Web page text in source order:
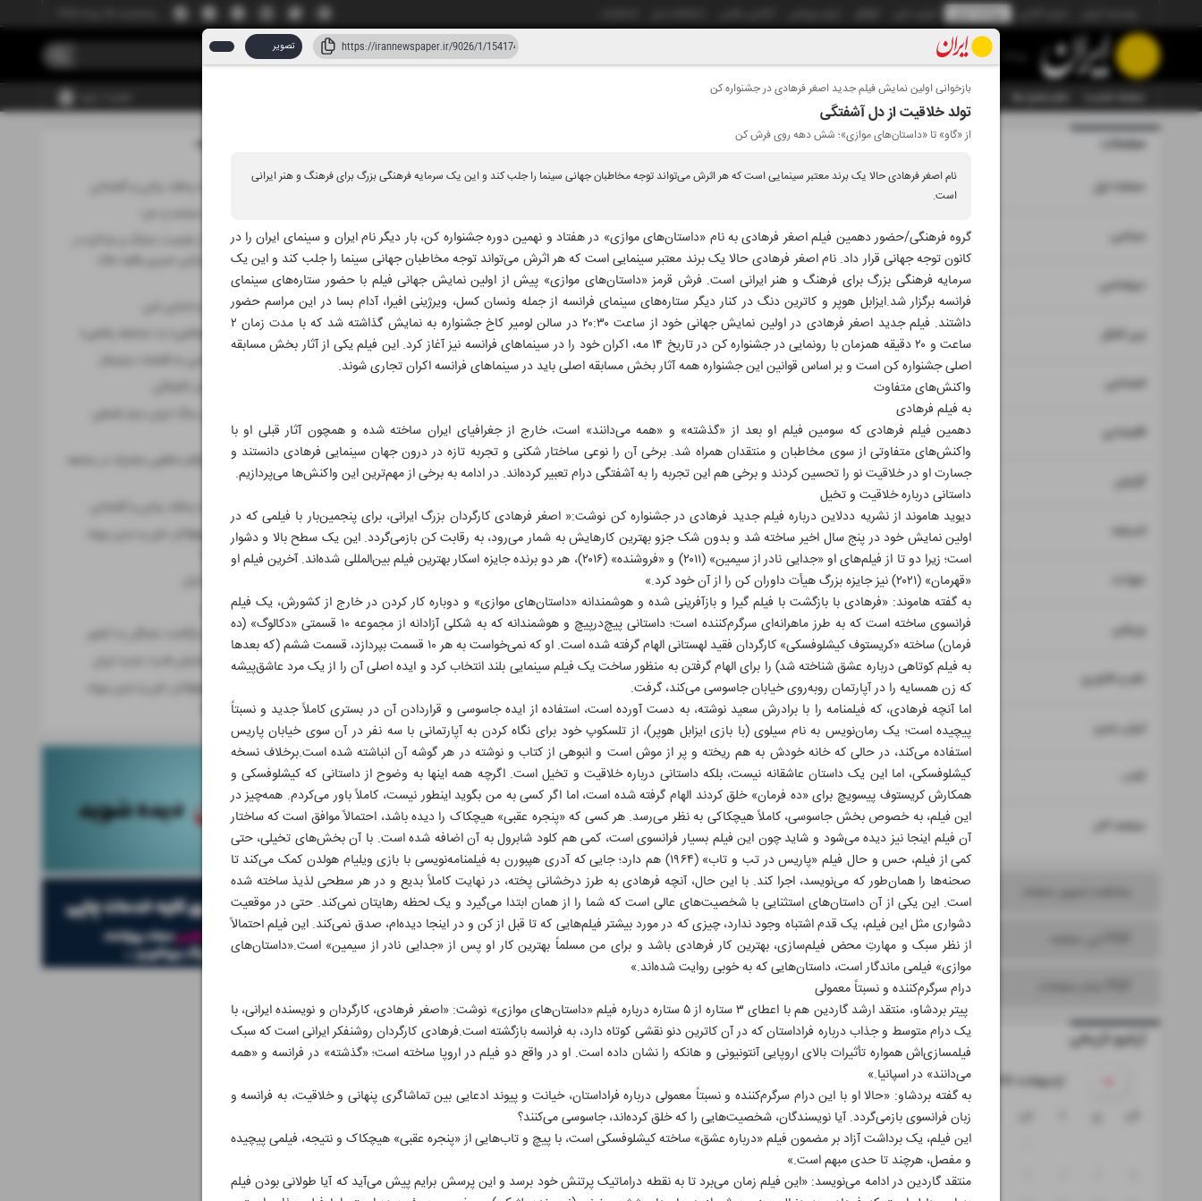
تمام ویژه نامه ها آرشیو سازمان آگهی‌ها دستیار هوش مصنوعی
تصویر
بازخوانی اولین نمایش فیلم جدید اصغر فرهادی در جشنواره کن
تولد خلاقیت از دل آشفتگی
از «گاو» تا «داستان‌های موازی»؛ شش دهه روی فرش کن
نام اصغر فرهادی حالا یک برند معتبر سینمایی است که هر اثرش می‌تواند توجه مخاطبان جهانی سینما را جلب کند و این یک سرمایه فرهنگی بزرگ برای فرهنگ و هنر ایرانی
است.
گروه فرهنگی/حضور دهمین فیلم اصغر فرهادی به نام «داستان‌های موازی» در هفتاد و نهمین دوره جشنواره کن، بار دیگر نام ایران و سینمای ایران را در
کانون توجه جهانی قرار داد. نام اصغر فرهادی حالا یک برند معتبر سینمایی است که هر اثرش می‌تواند توجه مخاطبان جهانی سینما را جلب کند و این یک
سرمایه فرهنگی بزرگ برای فرهنگ و هنر ایرانی است. فرش قرمز «داستان‌های موازی» پیش از اولین نمایش جهانی فیلم با حضور ستاره‌های سینمای
فرانسه برگزار شد.ایزابل هوپر و کاترین دنگ در کنار دیگر ستاره‌های سینمای فرانسه از جمله ونسان کسل، ویرژینی افیرا، آدام بسا در این مراسم حضور
داشتند. فیلم جدید اصغر فرهادی در اولین نمایش جهانی خود از ساعت ۲۰:۳۰ در سالن لومیر کاخ جشنواره به نمایش گذاشته شد که با مدت زمان ۲
ساعت و ۲۰ دقیقه همزمان با رونمایی در جشنواره کن در تاریخ ۱۴ مه، اکران خود را در سینماهای فرانسه نیز آغاز کرد. این فیلم یکی از آثار بخش مسابقه
اصلی جشنواره کن است و بر اساس قوانین این جشنواره همه آثار بخش مسابقه اصلی باید در سینماهای فرانسه اکران تجاری شوند.
واکنش‌های متفاوت
به فیلم فرهادی
دهمین فیلم فرهادی که سومین فیلم او بعد از «گذشته» و «همه می‌دانند» است، خارج از جغرافیای ایران ساخته شده و همچون آثار قبلی او با
واکنش‌های متفاوتی از سوی مخاطبان و منتقدان همراه شد. برخی آن را نوعی ساختار شکنی و تجربه تازه در درون جهان سینمایی فرهادی دانستند و
جسارت او در خلاقیت نو را تحسین کردند و برخی هم این تجربه را به آشفتگی درام تعبیر کرده‌اند. در ادامه به برخی از مهم‌ترین این واکنش‌ها می‌پردازیم.
داستانی درباره خلاقیت و تخیل
دیوید هاموند از نشریه ددلاین درباره فیلم جدید فرهادی در جشنواره کن نوشت:« اصغر فرهادی کارگردان بزرگ ایرانی، برای پنجمین‌بار با فیلمی که در
اولین نمایش خود در پنج سال اخیر ساخته شد و بدون شک جزو بهترین کارهایش به شمار می‌رود، به رقابت کن بازمی‌گردد. این یک سطح بالا و دشوار
است؛ زیرا دو تا از فیلم‌های او «جدایی نادر از سیمین» (۲۰۱۱) و «فروشنده» (۲۰۱۶)، هر دو برنده‌ جایزه اسکار بهترین فیلم بین‌المللی شده‌اند. آخرین فیلم او
«قهرمان» (۲۰۲۱) نیز جایزه بزرگ هیأت داوران کن را از آن خود کرد.»
به گفته هاموند: «فرهادی با بازگشت با فیلم گیرا و بازآفرینی شده‌ و هوشمندانه‌ «داستان‌های موازی» و دوباره کار کردن در خارج از کشورش، یک فیلم
فرانسوی ساخته است که به طرز ماهرانه‌ای سرگرم‌کننده است؛ داستانی پیچ‌درپیچ و هوشمندانه که به شکلی آزادانه از مجموعه ۱۰ قسمتی «دکالوگ» (ده
فرمان) ساخته «کریستوف کیشلوفسکی» کارگردان فقید لهستانی الهام گرفته شده است. او که نمی‌خواست به هر ۱۰ قسمت بپردازد، قسمت ششم (که بعدها
به فیلم کوتاهی درباره عشق شناخته شد) را برای الهام گرفتن به منظور ساخت یک فیلم سینمایی بلند انتخاب کرد و ایده اصلی آن را از یک مرد عاشق‌پیشه
که زن همسایه را در آپارتمان روبه‌روی خیابان جاسوسی می‌کند، گرفت.
اما آنچه فرهادی، که فیلمنامه را با برادرش سعید نوشته، به دست آورده است، استفاده از ایده جاسوسی و قراردادن آن در بستری کاملاً جدید و نسبتاً
پیچیده است؛ یک رمان‌نویس به نام سیلوی (با بازی ایزابل هوپر)، از تلسکوپ خود برای نگاه کردن به آپارتمانی با سه نفر در آن سوی خیابان پاریس
استفاده می‌کند، در حالی که خانه خودش به هم ریخته و پر از موش است و انبوهی از کتاب و نوشته در هر گوشه آن انباشته شده است.برخلاف نسخه
کیشلوفسکی، اما این یک داستان عاشقانه نیست، بلکه داستانی درباره خلاقیت و تخیل است. اگرچه همه اینها به وضوح از داستانی که کیشلوفسکی و
همکارش کریستوف پیسویچ برای «ده فرمان» خلق کردند الهام گرفته شده است، اما اگر کسی به من بگوید اینطور نیست، کاملاً باور می‌کردم. همه‌چیز در
این فیلم، به خصوص بخش جاسوسی، کاملاً هیچکاکی به نظر می‌رسد. هر کسی که «پنجره عقبی» هیچکاک را دیده باشد، احتمالاً موافق است که ساختار
آن فیلم اینجا نیز دیده می‌شود و شاید چون این فیلم بسیار فرانسوی است، کمی هم کلود شابرول به آن اضافه شده است. با آن بخش‌های تخیلی، حتی
کمی از فیلم، حس و حال فیلم «پاریس در تب و تاب» (۱۹۶۴) هم دارد؛ جایی که آدری هپبورن به فیلمنامه‌نویسی با بازی ویلیام هولدن کمک می‌کند تا
صحنه‌ها را همان‌طور که می‌نویسد، اجرا کند. با این حال، آنچه فرهادی به طرز درخشانی پخته، در نهایت کاملاً بدیع و در هر سطحی لذیذ ساخته شده
است. این یکی از آن داستان‌های استثنایی با شخصیت‌های عالی است که شما را از همان ابتدا می‌گیرد و یک لحظه رهایتان نمی‌کند. حتی در موقعیت
دشواری مثل این فیلم، یک قدم اشتباه وجود ندارد، چیزی که در مورد بیشتر فیلم‌هایی که تا قبل از کن و در اینجا دیده‌ام، صدق نمی‌کند. این فیلم احتمالاً
از نظر سبک و مهارتِ محض فیلم‌سازی، بهترین کار فرهادی باشد و برای من مسلماً بهترین کار او پس از «جدایی نادر از سیمین» است.«داستان‌های
موازی» فیلمی ماندگار است، داستان‌هایی که به خوبی روایت شده‌اند.»
درام سرگرم‌کننده و نسبتاً معمولی
پیتر بردشاو، منتقد ارشد گاردین هم با اعطای ۳ ستاره از ۵ ستاره درباره فیلم «داستان‌های موازی» نوشت: «اصغر فرهادی، کارگردان و نویسنده ایرانی، با
یک درام متوسط و جذاب درباره فراداستان که در آن کاترین دنو نقشی کوتاه دارد، به فرانسه بازگشته است.فرهادی کارگردان روشنفکر ایرانی است که سبک
فیلمسازی‌اش همواره تأثیرات بالای اروپایی آنتونیونی و هانکه را نشان داده است. او در واقع دو فیلم در اروپا ساخته است؛ «گذشته» در فرانسه و «همه
می‌دانند» در اسپانیا.»
به گفته بردشاو: «حالا او با این درام سرگرم‌کننده و نسبتاً معمولی درباره فراداستان، خیانت و پیوند ادعایی بین تماشاگری پنهانی و خلاقیت، به فرانسه و
زبان فرانسوی بازمی‌گردد. آیا نویسندگان، شخصیت‌هایی را که خلق کرده‌اند، جاسوسی می‌کنند؟
این فیلم، یک برداشت آزاد بر مضمون فیلم «درباره عشق» ساخته کیشلوفسکی است، با پیچ و تاب‌هایی از «پنجره عقبی» هیچکاک و نتیجه، فیلمی پیچیده
و مفصل، هرچند تا حدی مبهم است.»
منتقد گاردین در ادامه می‌نویسد: «این فیلم زمان می‌برد تا به نقطه دراماتیک پرتنش خود برسد و این پرسش برایم پیش می‌آید که آیا طولانی بودن فیلم
صفحات
صفحه اول ۱
سیاسی ۲ ۳
دیپلماسی ۴
بین الملل ۵
اجتماعی ۶
اقتصادی ۷ ۸
گزارش ۹
اندیشه ۱۰
حوادث ۱۱
ورزشی ۱۲
علم و فناوری ۱۳
ایران زمین ۱۴
کتاب ۱۵
صفحه آخر ۱۶
آرشیو تاریخی
۱۴۰۵ اردیبهشت
پ ج
۳
۴
۱۰
۱۱
شماره نه هزار و بیست و شش مطالب این صفحه
استقلال تمدنی با پدافند زبانی و گفتمانی
گزارش «ایران» از نشست «جنگ و مذاکره در
شاهنامه» با سخنرانی نسرین فقیه ملک
مرزبان
ترامپ مقهور قدرت‌نمایی شی
حرکت از «دولت‌رفاهی» به «جامعه رفاهی»
نشد؟
ورزش می‌تواند نظام عاطفی مشترک در جامعه
ایجاد کند
استقلال تمدنی با پدافند زبانی و گفتمانی
فردوسی، میان پهلوانان ملی و دینی پیوند
ماندگار برقرار کرد
پیام مهر و میهن
حمایت دولت از بازگشت نخبگان به کشور
بریکس؛ صحنه نمایش قدرت جدید ایران
فردوسی، میان پهلوانان ملی و دینی پیوند
ماندگار برقرار کرد